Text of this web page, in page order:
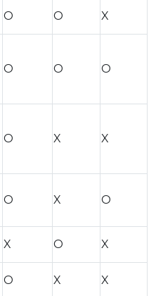
O O X
O O O
O X X
O X O
X O X
O X X